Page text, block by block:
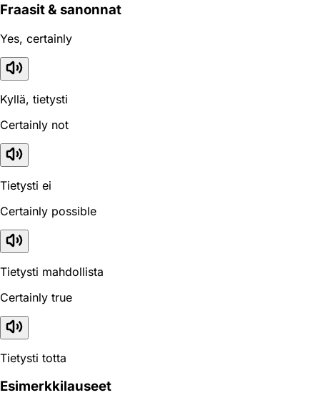
Fraasit & sanonnat
Yes, certainly
Kyllä, tietysti
Certainly not
Tietysti ei
Certainly possible
Tietysti mahdollista
Certainly true
Tietysti totta
Esimerkkilauseet